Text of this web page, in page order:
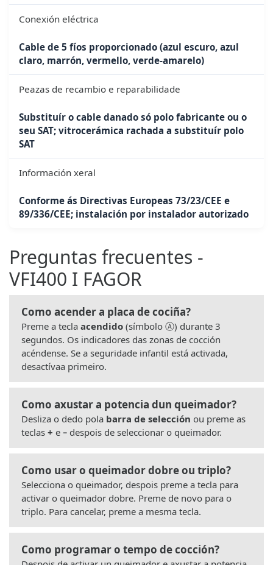
Conexión eléctrica
Cable de 5 fíos proporcionado (azul escuro, azul
claro, marrón, vermello, verde-amarelo)
Peazas de recambio e reparabilidade
Substituír o cable danado só polo fabricante ou o
seu SAT; vitrocerámica rachada a substituír polo
SAT
Información xeral
Conforme ás Directivas Europeas 73/23/CEE e
89/336/CEE; instalación por instalador autorizado
Preguntas frecuentes -
VFI400 I FAGOR
Como acender a placa de cociña?
Preme a tecla acendido (símbolo Ⓐ) durante 3
segundos. Os indicadores das zonas de cocción
acéndense. Se a seguridade infantil está activada,
desactívaa primeiro.
Como axustar a potencia dun queimador?
Desliza o dedo pola barra de selección ou preme as
teclas + e − despois de seleccionar o queimador.
Como usar o queimador dobre ou triplo?
Selecciona o queimador, despois preme a tecla para
activar o queimador dobre. Preme de novo para o
triplo. Para cancelar, preme a mesma tecla.
Como programar o tempo de cocción?